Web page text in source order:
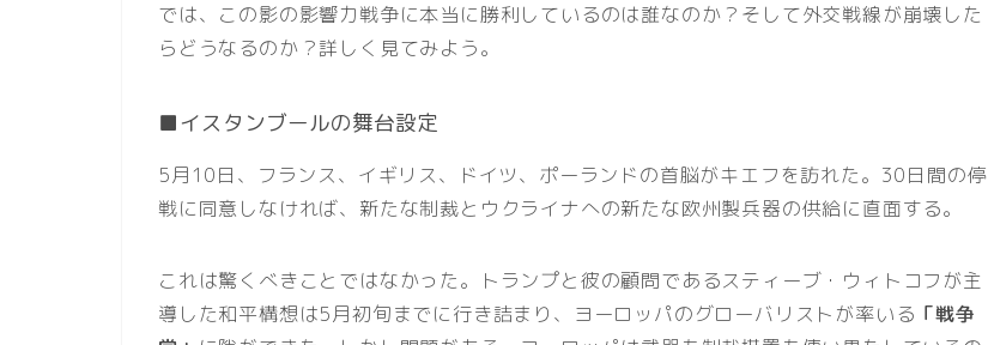
では、この影の影響力戦争に本当に勝利しているのは誰なのか？そして外交戦線が崩壊した
らどうなるのか？詳しく見てみよう。
■イスタンブールの舞台設定
5月10日、フランス、イギリス、ドイツ、ポーランドの首脳がキエフを訪れた。30日間の停
戦に同意しなければ、新たな制裁とウクライナへの新たな欧州製兵器の供給に直面する。
これは驚くべきことではなかった。トランプと彼の顧問であるスティーブ・ウィトコフが主
導した和平構想は5月初旬までに行き詰まり、ヨーロッパのグローバリストが率いる 「戦争